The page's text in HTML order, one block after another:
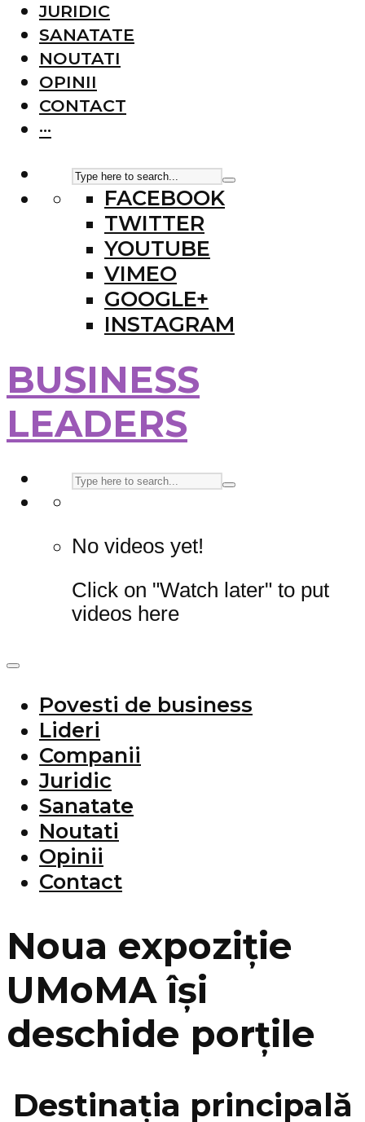
JURIDIC
SANATATE
NOUTATI
OPINII
CONTACT
···
FACEBOOK
TWITTER
YOUTUBE
VIMEO
GOOGLE+
INSTAGRAM
BUSINESS
LEADERS
No videos yet!
Click on "Watch later" to put
videos here
Povesti de business
Lideri
Companii
Juridic
Sanatate
Noutati
Opinii
Contact
Noua expoziție
UMoMA își
deschide porțile
Destinația principală